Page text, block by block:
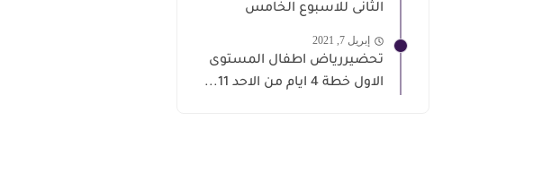
الثانى للاسبوع الخامس
إبريل 7, 2021
تحضيررياض اطفال المستوى
الاول خطة 4 ايام من الاحد 11...